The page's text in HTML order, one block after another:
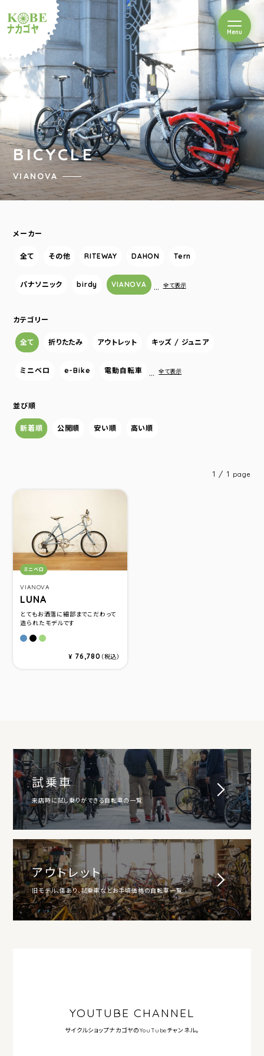
ルショップナカゴヤ
Menuを開閉
BICYCLE
VIANOVA
メーカー
全て その他 RITEWAY DAHON Tern
パナソニック birdy VIANOVA … 全て表示
カテゴリー
全て 折りたたみ アウトレット キッズ / ジュニア
ミニベロ e-Bike 電動自転車 … 全て表示
並び順
新着順 公開順 安い順 高い順
1 / 1 page
VIANOVA
LUNA
カテゴリ：
ミニベロ
とてもお洒落に細部までこだわって
造られたモデルです
マットブル－
マットブラック
グロスグリ－ン
¥ 76,780 （税込）
試乗車
来店時に試し乗りができる自転車の一覧
アウトレット
旧モデル、傷あり、試乗車などお手頃価格の自転車一覧
YOUTUBE CHANNEL
サイクルショップナカゴヤのYouTubeチャンネル。